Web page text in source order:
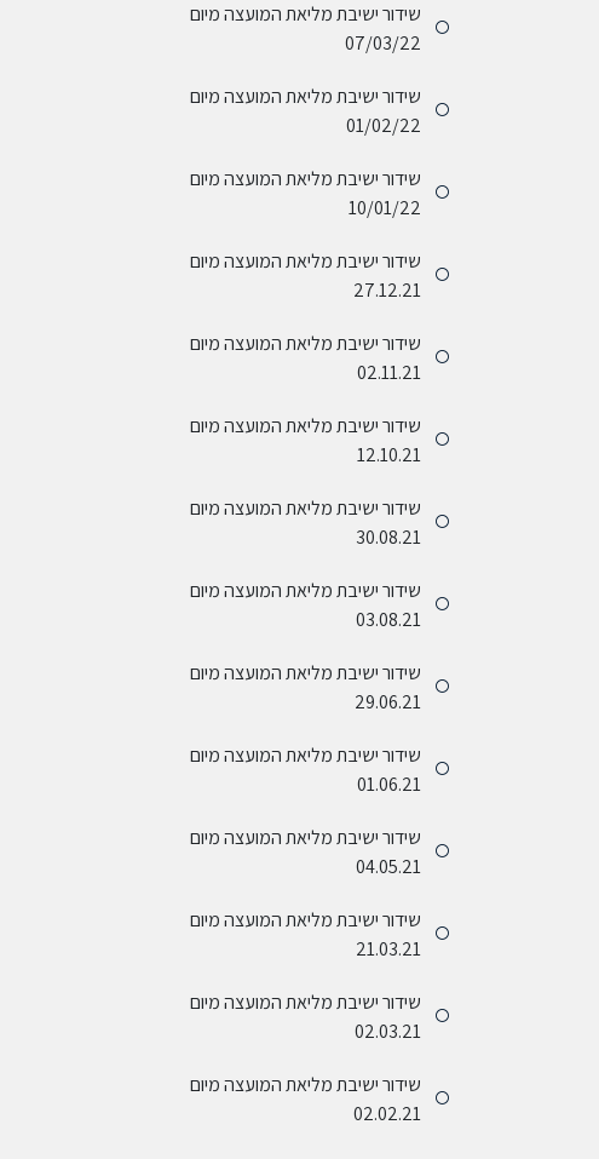
שידור ישיבת מליאת המועצה מיום
07/03/22
שידור ישיבת מליאת המועצה מיום
01/02/22
שידור ישיבת מליאת המועצה מיום
10/01/22
שידור ישיבת מליאת המועצה מיום
27.12.21
שידור ישיבת מליאת המועצה מיום
02.11.21
שידור ישיבת מליאת המועצה מיום
12.10.21
שידור ישיבת מליאת המועצה מיום
30.08.21
שידור ישיבת מליאת המועצה מיום
03.08.21
שידור ישיבת מליאת המועצה מיום
29.06.21
שידור ישיבת מליאת המועצה מיום
01.06.21
שידור ישיבת מליאת המועצה מיום
04.05.21
שידור ישיבת מליאת המועצה מיום
21.03.21
שידור ישיבת מליאת המועצה מיום
02.03.21
שידור ישיבת מליאת המועצה מיום
02.02.21